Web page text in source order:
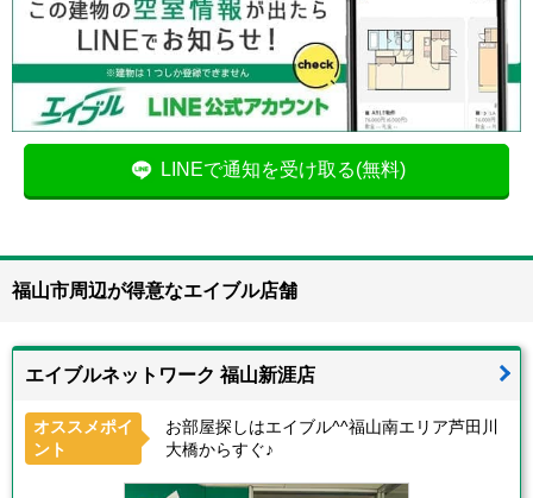
LINEで通知を受け取る(無料)
福山市周辺が得意なエイブル店舗
エイブルネットワーク 福山新涯店
オススメポイ
ント
お部屋探しはエイブル^^福山南エリア芦田川
大橋からすぐ♪